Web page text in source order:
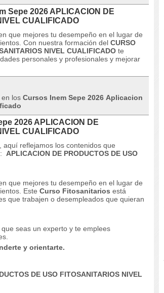
Sepe 2026 APLICACION DE
CUALIFICADO
que mejores tu desempeño en el lugar de
Con nuestra formación del CURSO
NIVEL CUALIFICADO te
personales y profesionales y mejorar
los Cursos Inem Sepe 2026 Aplicacion
2026 APLICACION DE
CUALIFICADO
reflejamos los contenidos que
APLICACION DE PRODUCTOS DE USO
que mejores tu desempeño en el lugar de
Este Curso Fitosanitarios está
que trabajen o desempleados que quieran
seas un experto y te emplees
y orientarte.
DE USO FITOSANITARIOS NIVEL